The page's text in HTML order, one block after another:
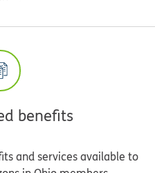
benefits
and services available to